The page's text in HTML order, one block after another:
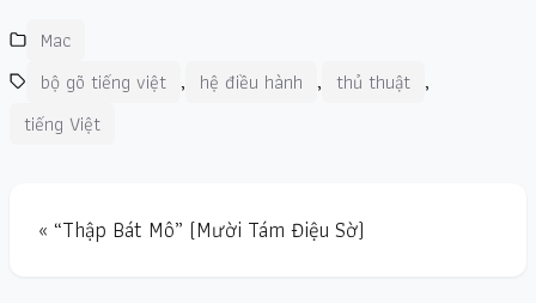
Mac
bộ gõ tiếng việt , hệ điều hành , thủ thuật ,
tiếng Việt
« “Thập Bát Mô” (Mười Tám Điệu Sờ)